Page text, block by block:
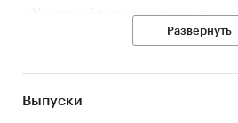
• Каков объем розничного
техники в Калининградской
регионами России?
• Рынок растет или
Развернуть
Выпуски